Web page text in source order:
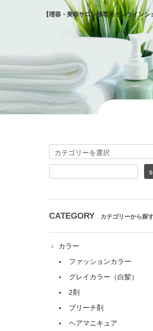
【理容・美容サロン様専用オンライン
CATEGORY カテゴリーから探
カラー
ファッションカラー
グレイカラー（白髪）
2剤
ブリーチ剤
ヘアマニキュア